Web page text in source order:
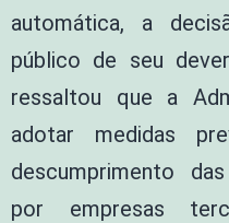
automática, a
público de seu
ressaltou que a
adotar medidas
descumprimento
por empresas